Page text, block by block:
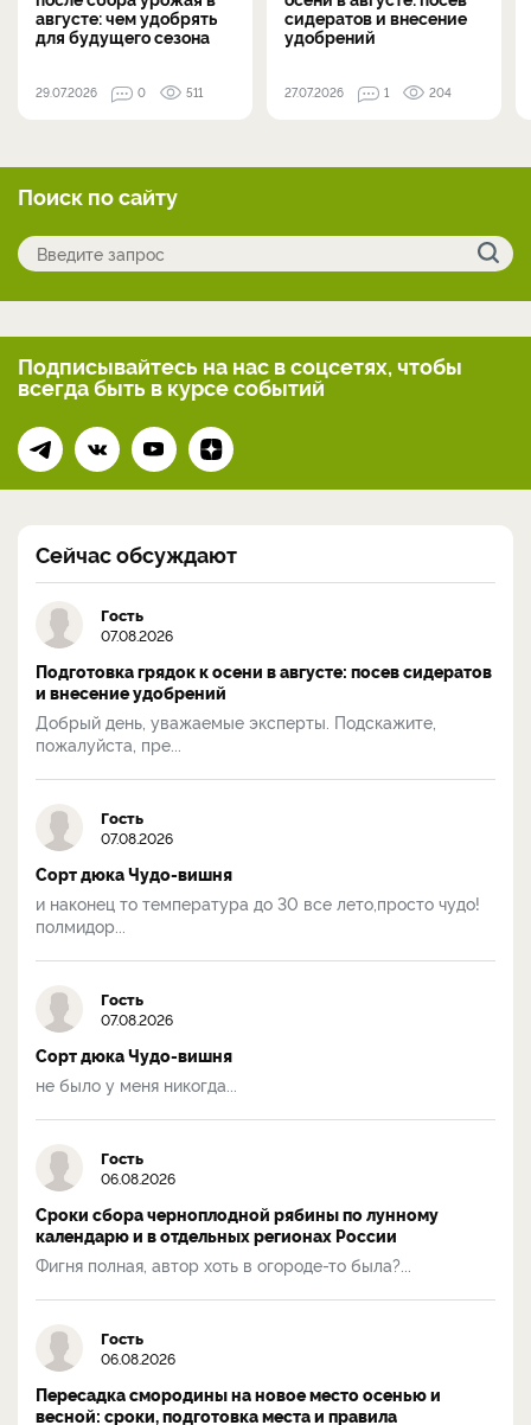
августе: чем удобрять
для будущего сезона
29.07.2026 0 511
сидератов и внесение
удобрений
27.07.2026 1 204
Поиск по сайту
Подписывайтесь на нас в соцсетях, чтобы
всегдабыть в курсе событий
Сейчас обсуждают
Гость
07.08.2026
Подготовка грядок к осени в августе: посев сидератов
и внесение удобрений
Добрый день, уважаемые эксперты. Подскажите,
пожалуйста, пре...
Гость
07.08.2026
Сорт дюка Чудо-вишня
и наконец то температура до 30 все лето,просто чудо!
полмидор...
Гость
07.08.2026
Сорт дюка Чудо-вишня
не было у меня никогда...
Гость
06.08.2026
Сроки сбора черноплодной рябины по лунному
календарю и в отдельных регионах России
Фигня полная, автор хоть в огороде-то была?...
Гость
06.08.2026
Пересадка смородины на новое место осенью и
весной: сроки, подготовка места и правила